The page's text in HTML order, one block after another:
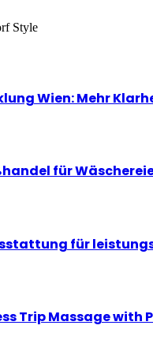
Wien: Mehr
für
für
Trip Massage with